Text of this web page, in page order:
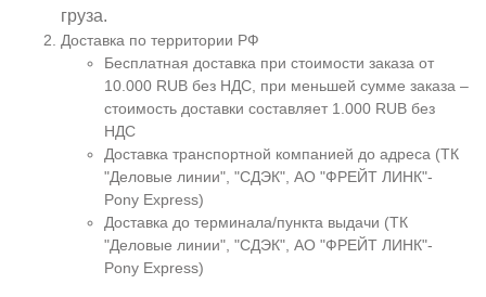
груза.
Доставка по территории РФ
Бесплатная доставка при стоимости заказа от
10.000 RUB без НДС, при меньшей сумме заказа –
стоимость доставки составляет 1.000 RUB без
НДС
Доставка транспортной компанией до адреса (ТК
"Деловые линии", "СДЭК", АО "ФРЕЙТ ЛИНК"-
Pony Express)
Доставка до терминала/пункта выдачи (ТК
"Деловые линии", "СДЭК", АО "ФРЕЙТ ЛИНК"-
Pony Express)